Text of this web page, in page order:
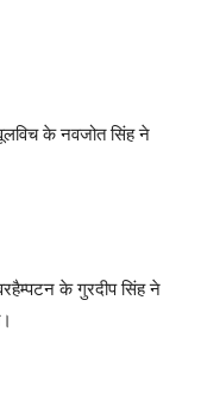
के नवजोत सिंह ने
के गुरदीप सिंह ने